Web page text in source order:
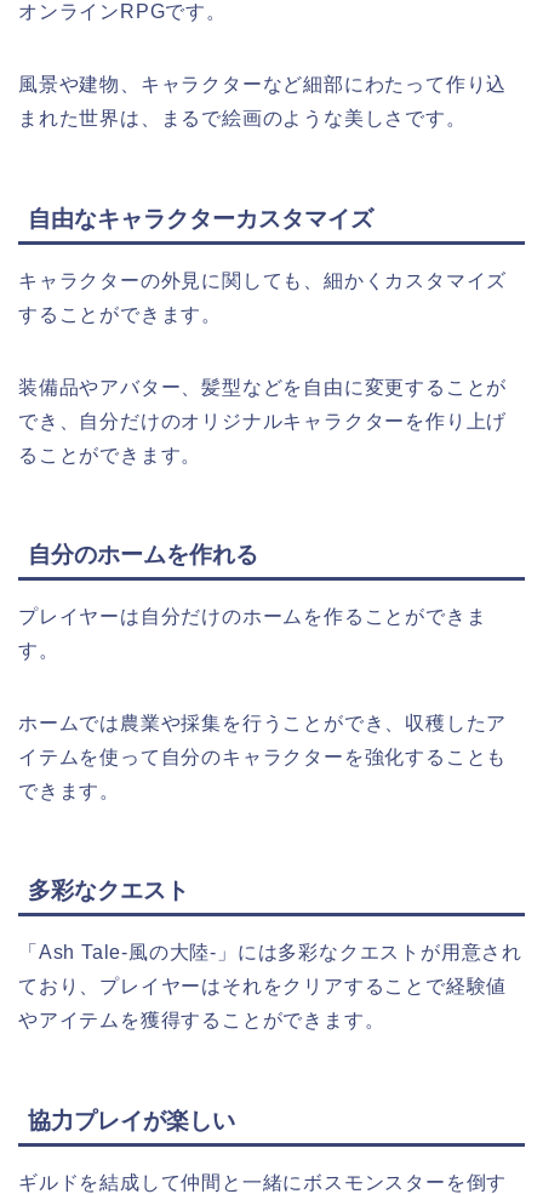
オンラインRPGです。
風景や建物、キャラクターなど細部にわたって作り込
まれた世界は、まるで絵画のような美しさです。
自由なキャラクターカスタマイズ
キャラクターの外見に関しても、細かくカスタマイズ
することができます。
装備品やアバター、髪型などを自由に変更することが
でき、自分だけのオリジナルキャラクターを作り上げ
ることができます。
自分のホームを作れる
プレイヤーは自分だけのホームを作ることができま
す。
ホームでは農業や採集を行うことができ、収穫したア
イテムを使って自分のキャラクターを強化することも
できます。
多彩なクエスト
「Ash Tale-風の大陸-」には多彩なクエストが用意され
ており、プレイヤーはそれをクリアすることで経験値
やアイテムを獲得することができます。
協力プレイが楽しい
ギルドを結成して仲間と一緒にボスモンスターを倒す